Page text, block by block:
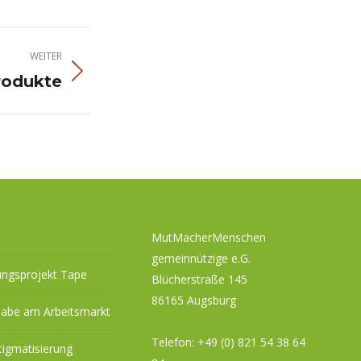
WEITER
Tape
am Arbeitsmarkt
MutMacherMenschen
gemeinnützige e.G.
Blücherstraße 145
86165 Augsburg
Telefon: +49 (0) 821 54 38 64